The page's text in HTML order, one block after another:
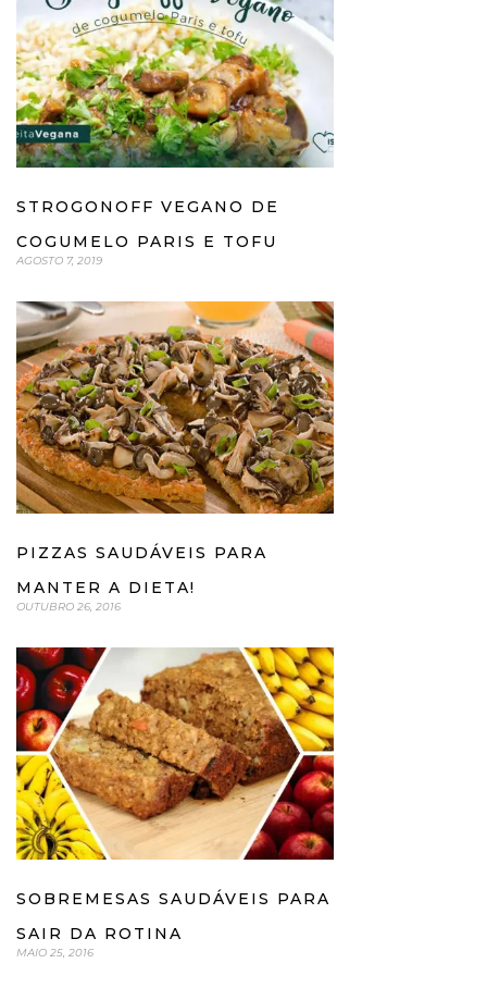
STROGONOFF VEGANO DE
COGUMELO PARIS E TOFU
AGOSTO 7, 2019
PIZZAS SAUDÁVEIS PARA
MANTER A DIETA!
OUTUBRO 26, 2016
SOBREMESAS SAUDÁVEIS PARA
SAIR DA ROTINA
MAIO 25, 2016